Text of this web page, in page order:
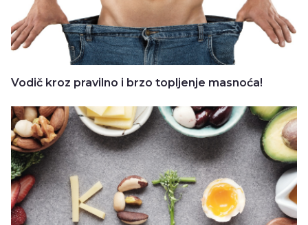
Vodič kroz pravilno i brzo topljenje masnoća!